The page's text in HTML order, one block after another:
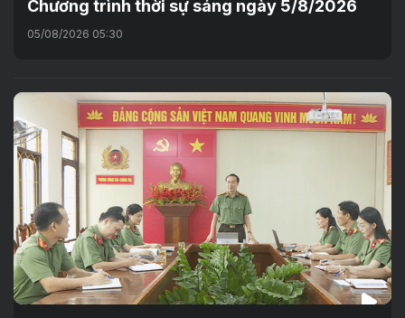
Chương trình thời sự sáng ngày 5/8/2026
05/08/2026 05:30